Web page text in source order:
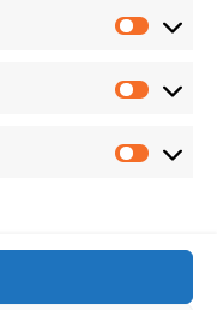
online Registrata